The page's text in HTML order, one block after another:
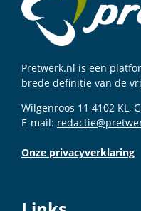
Pretwerk.nl is een
brede definitie van de
Wilgenroos 11 4102 KL,
E-mail:
Onze privacyverklaring